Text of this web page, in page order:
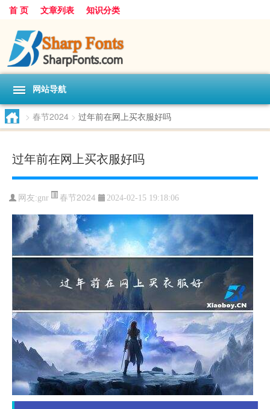
首 页 文章列表 知识分类
网站导航
> 春节2024 > 过年前在网上买衣服好吗
过年前在网上买衣服好吗
网友:gnr 春节2024 2024-02-15 19:18:06